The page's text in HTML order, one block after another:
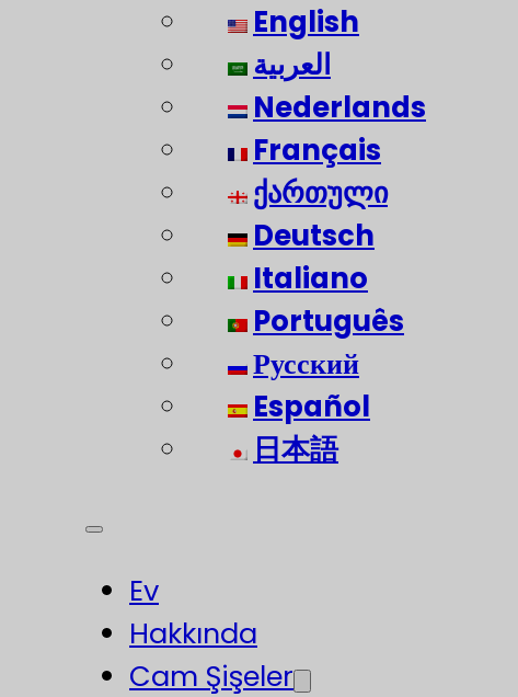
English
العربية
Nederlands
Français
ქართული
Deutsch
Italiano
Português
Русский
Español
日本語
Ev
Hakkında
Cam Şişeler